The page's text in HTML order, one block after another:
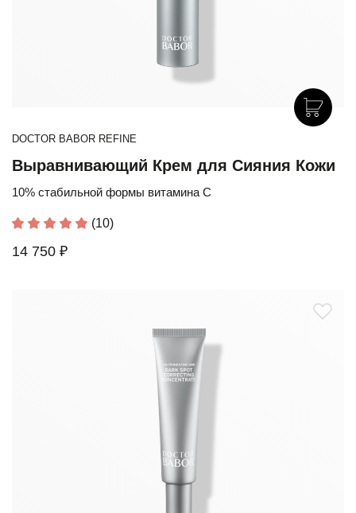
DOCTOR BABOR REFINE
Выравнивающий Крем для Сияния Кожи
10% стабильной формы витамина С
(10)
14 750 ₽